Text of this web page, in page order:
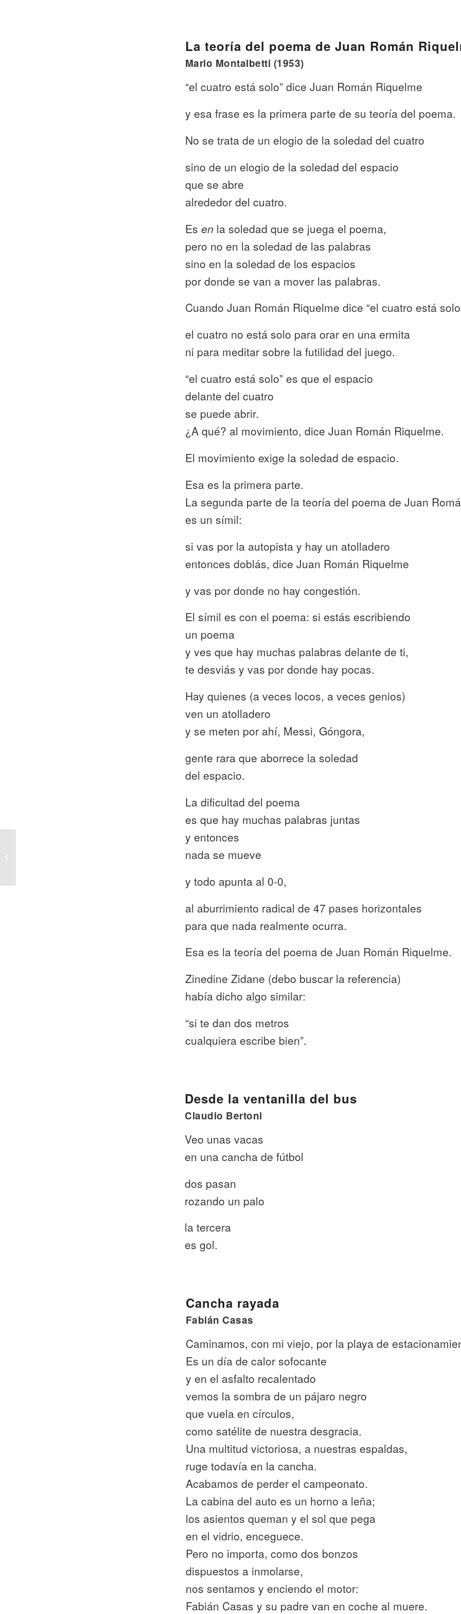
La teoría del poema de Juan Román
Mario Montalbetti (1953)
“el cuatro está solo” dice Juan Román Riquelme
y esa frase es la primera parte de su teoría del poema.
No se trata de un elogio de la soledad del cuatro
sino de un elogio de la soledad del espacio
que se abre
alrededor del cuatro.
Es en la soledad que se juega el poema,
pero no en la soledad de las palabras
sino en la soledad de los espacios
por donde se van a mover las palabras.
Cuando Juan Román Riquelme dice “el cuatro está
el cuatro no está solo para orar en una ermita
ni para meditar sobre la futilidad del juego.
“el cuatro está solo” es que el espacio
delante del cuatro
se puede abrir.
¿A qué? al movimiento, dice Juan Román Riquelme.
El movimiento exige la soledad de espacio.
Esa es la primera parte.
La segunda parte de la teoría del poema de Juan
es un símil:
si vas por la autopista y hay un atolladero
entonces doblás, dice Juan Román Riquelme
y vas por donde no hay congestión.
El símil es con el poema: si estás escribiendo
un poema
y ves que hay muchas palabras delante de ti,
te desviás y vas por donde hay pocas.
Hay quienes (a veces locos, a veces genios)
ven un atolladero
y se meten por ahí, Messi, Góngora,
gente rara que aborrece la soledad
del espacio.
La dificultad del poema
es que hay muchas palabras juntas
y entonces
nada se mueve
y todo apunta al 0-0,
al aburrimiento radical de 47 pases horizontales
para que nada realmente ocurra.
Esa es la teoría del poema de Juan Román Riquelme.
Zinedine Zidane (debo buscar la referencia)
había dicho algo similar:
“si te dan dos metros
cualquiera escribe bien”.
Desde la ventanilla del bus
Claudio Bertoni
Veo unas vacas
en una cancha de fútbol
dos pasan
rozando un palo
la tercera
es gol.
Cancha rayada
Fabián Casas
Caminamos, con mi viejo, por la playa de
Es un día de calor sofocante
y en el asfalto recalentado
vemos la sombra de un pájaro negro
que vuela en círculos,
como satélite de nuestra desgracia.
Una multitud victoriosa, a nuestras espaldas,
ruge todavía en la cancha.
Acabamos de perder el campeonato.
La cabina del auto es un horno a leña;
los asientos queman y el sol que pega
en el vidrio, enceguece.
Pero no importa, como dos bonzos
dispuestos a inmolarse,
nos sentamos y enciendo el motor:
Fabián Casas y su padre van en coche al muere.